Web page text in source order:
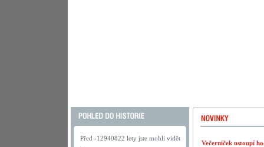
Před -12940822 lety jste mohli vidět
Večerníček ustoupí